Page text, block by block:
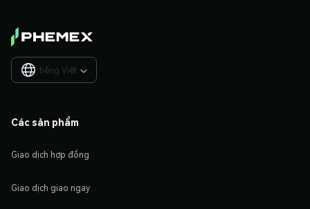
tiếng Việt 
Các sản phẩm
Giao dịch hợp đồng
Giao dịch giao ngay